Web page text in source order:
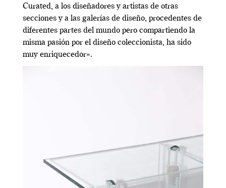
Curated, a los diseñadores y artistas de otras
secciones y a las galerías de diseño, procedentes de
diferentes partes del mundo pero compartiendo la
misma pasión por el diseño coleccionista, ha sido
muy enriquecedor».